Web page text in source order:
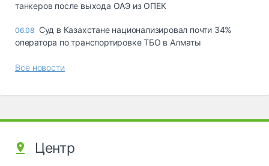
танкеров после выхода ОАЭ из ОПЕК
06.08 Суд в Казахстане национализировал почти 34%
оператора по транспортировке ТБО в Алматы
Все новости
Центр